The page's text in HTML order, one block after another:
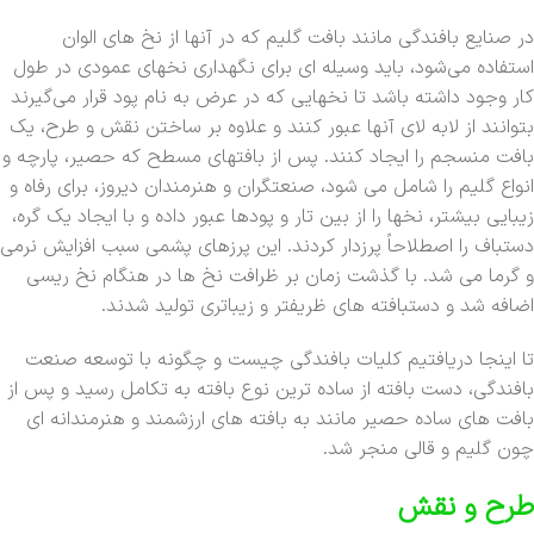
در صنایع بافندگی مانند بافت گلیم که در آنها از نخ های الوان
استفاده می‌شود، باید وسیله ای برای نگهداری نخهای عمودی در طول
کار وجود داشته باشد تا نخهایی که در عرض به نام پود قرار می‌گیرند
بتوانند از لابه لای آنها عبور کنند و علاوه بر ساختن نقش و طرح، یک
بافت منسجم را ایجاد کنند. پس از بافتهای مسطح که حصیر، پارچه و
انواع گلیم را شامل می شود، صنعتگران و هنرمندان دیروز، برای رفاه و
زیبایی بیشتر، نخها را از بین تار و پودها عبور داده و با ایجاد یک گره،
دستباف را اصطلاحاً پرزدار کردند. این پرزهای پشمی سبب افزایش نرمی
و گرما می شد. با گذشت زمان بر ظرافت نخ ها در هنگام نخ ریسی
اضافه شد و دستبافته های ظریفتر و زیباتری تولید شدند.
تا اینجا دریافتیم کلیات بافندگی چیست و چگونه با توسعه صنعت
بافندگی، دست بافته از ساده ترین نوع بافته به تکامل رسید و پس از
بافت های ساده حصیر مانند به بافته های ارزشمند و هنرمندانه ای
چون گلیم و قالی منجر شد.
طرح و نقش